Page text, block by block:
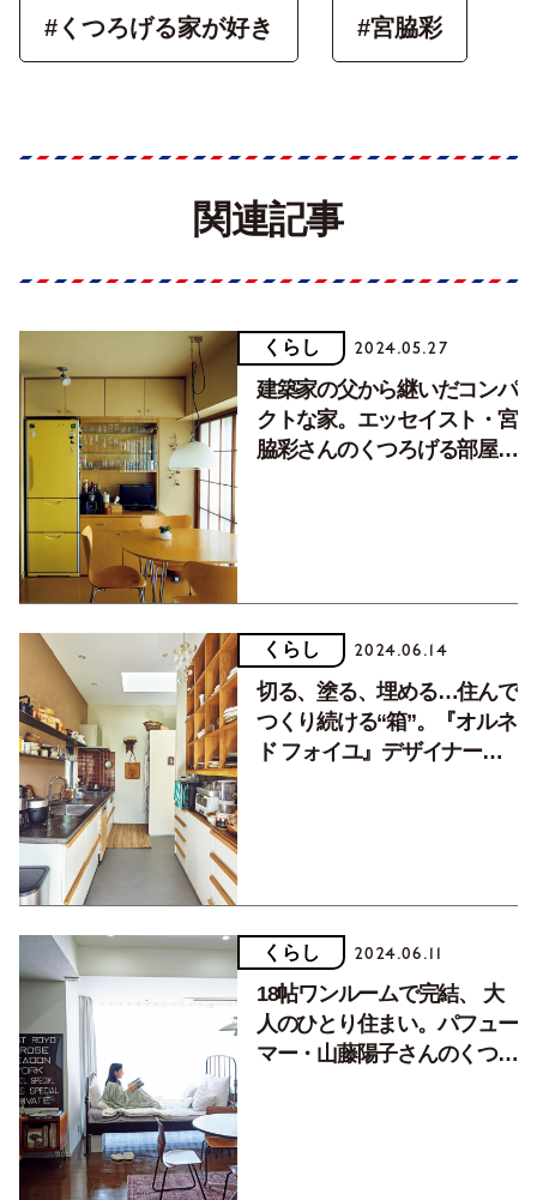
#くつろげる家が好き #宮脇彩
関連記事
くらし 2024.05.27
建築家の父から継いだコンパ
クトな家。エッセイスト・宮
脇彩さんのくつろげる部屋
くらし 2024.06.14
切る、塗る、埋める…住んで
つくり続ける“箱”。『オルネ
ド フォイユ』デザイナー・
くらし 2024.06.11
18帖ワンルームで完結、 大
人のひとり住まい。パフュー
マー・山藤陽子さんのくつろ